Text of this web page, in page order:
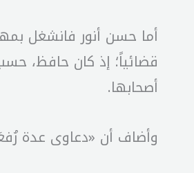
قضائياً؛ إذ كان حافظ،
أصحابها.
وأضاف أن «دعاوى عدة